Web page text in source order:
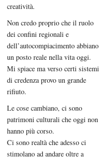
creatività.
Non credo proprio che il ruolo
dei confini regionali e
dell’autocompiacimento abbiano
un posto reale nella vita oggi.
Mi spiace ma verso certi sistemi
di credenza provo un grande
rifiuto.
Le cose cambiano, ci sono
patrimoni culturali che oggi non
hanno più corso.
Ci sono realtà che adesso ci
stimolano ad andare oltre a